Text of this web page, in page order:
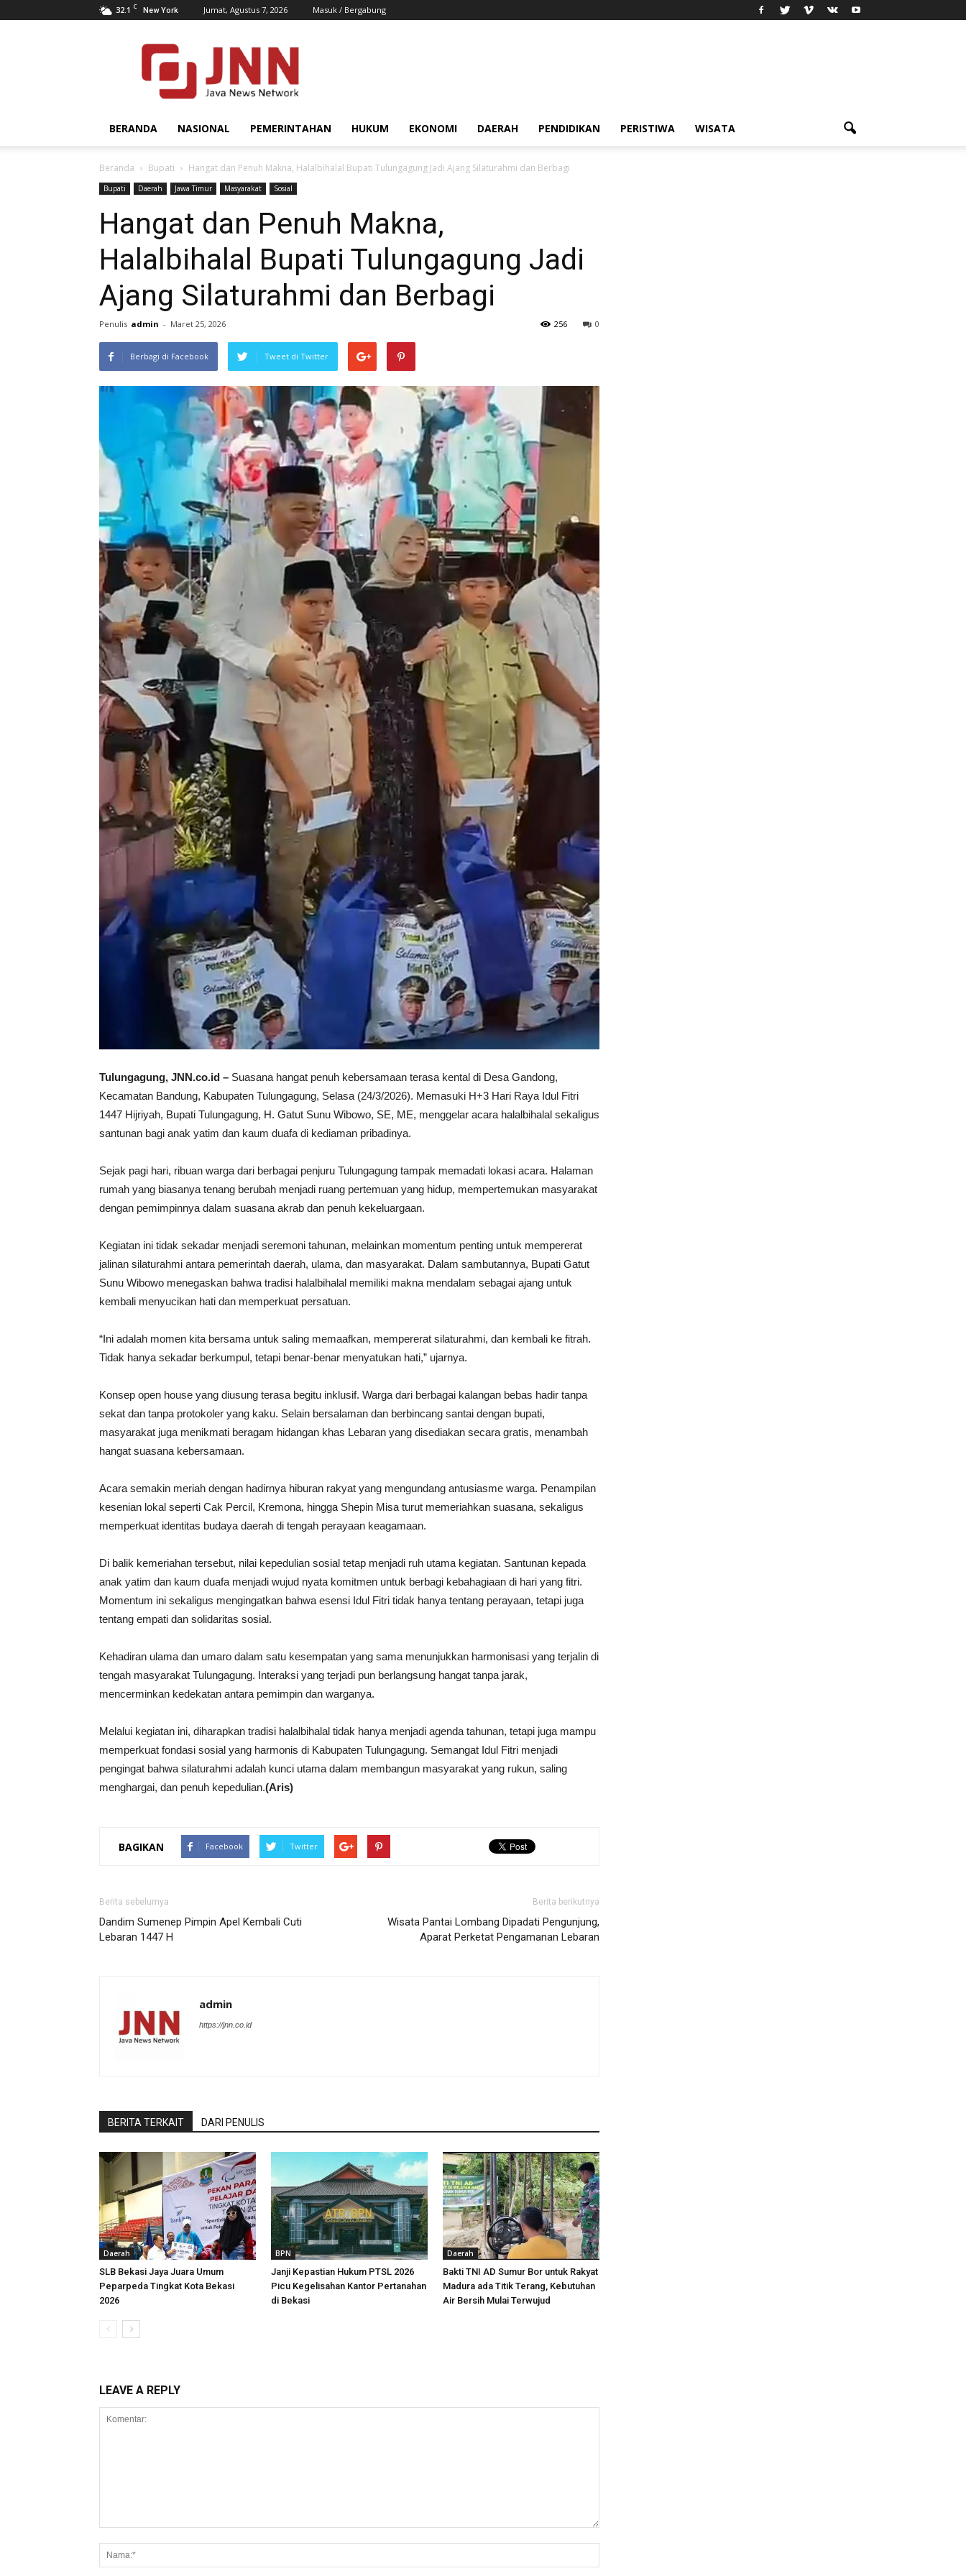
32.1 C New York Jumat, Agustus 7, 2026 Masuk / Bergabung
JNN.co.id
BERANDA NASIONAL PEMERINTAHAN HUKUM EKONOMI DAERAH PENDIDIKAN PERISTIWA WISATA
Beranda Bupati Hangat dan Penuh Makna, Halalbihalal Bupati Tulungagung Jadi Ajang Silaturahmi dan Berbagi
Bupati Daerah Jawa Timur Masyarakat Sosial
Hangat dan Penuh Makna,
Halalbihalal Bupati Tulungagung Jadi
Ajang Silaturahmi dan Berbagi
Penulis admin - Maret 25, 2026 0
256
Berbagi di Facebook Tweet di Twitter
Tulungagung, JNN.co.id – Suasana hangat penuh kebersamaan terasa kental di Desa Gandong,
Kecamatan Bandung, Kabupaten Tulungagung, Selasa (24/3/2026). Memasuki H+3 Hari Raya Idul Fitri
1447 Hijriyah, Bupati Tulungagung, H. Gatut Sunu Wibowo, SE, ME, menggelar acara halalbihalal sekaligus
santunan bagi anak yatim dan kaum duafa di kediaman pribadinya.
Sejak pagi hari, ribuan warga dari berbagai penjuru Tulungagung tampak memadati lokasi acara. Halaman
rumah yang biasanya tenang berubah menjadi ruang pertemuan yang hidup, mempertemukan masyarakat
dengan pemimpinnya dalam suasana akrab dan penuh kekeluargaan.
Kegiatan ini tidak sekadar menjadi seremoni tahunan, melainkan momentum penting untuk mempererat
jalinan silaturahmi antara pemerintah daerah, ulama, dan masyarakat. Dalam sambutannya, Bupati Gatut
Sunu Wibowo menegaskan bahwa tradisi halalbihalal memiliki makna mendalam sebagai ajang untuk
kembali menyucikan hati dan memperkuat persatuan.
“Ini adalah momen kita bersama untuk saling memaafkan, mempererat silaturahmi, dan kembali ke fitrah.
Tidak hanya sekadar berkumpul, tetapi benar-benar menyatukan hati,” ujarnya.
Konsep open house yang diusung terasa begitu inklusif. Warga dari berbagai kalangan bebas hadir tanpa
sekat dan tanpa protokoler yang kaku. Selain bersalaman dan berbincang santai dengan bupati,
masyarakat juga menikmati beragam hidangan khas Lebaran yang disediakan secara gratis, menambah
hangat suasana kebersamaan.
Acara semakin meriah dengan hadirnya hiburan rakyat yang mengundang antusiasme warga. Penampilan
kesenian lokal seperti Cak Percil, Kremona, hingga Shepin Misa turut memeriahkan suasana, sekaligus
memperkuat identitas budaya daerah di tengah perayaan keagamaan.
Di balik kemeriahan tersebut, nilai kepedulian sosial tetap menjadi ruh utama kegiatan. Santunan kepada
anak yatim dan kaum duafa menjadi wujud nyata komitmen untuk berbagi kebahagiaan di hari yang fitri.
Momentum ini sekaligus mengingatkan bahwa esensi Idul Fitri tidak hanya tentang perayaan, tetapi juga
tentang empati dan solidaritas sosial.
Kehadiran ulama dan umaro dalam satu kesempatan yang sama menunjukkan harmonisasi yang terjalin di
tengah masyarakat Tulungagung. Interaksi yang terjadi pun berlangsung hangat tanpa jarak,
mencerminkan kedekatan antara pemimpin dan warganya.
Melalui kegiatan ini, diharapkan tradisi halalbihalal tidak hanya menjadi agenda tahunan, tetapi juga mampu
memperkuat fondasi sosial yang harmonis di Kabupaten Tulungagung. Semangat Idul Fitri menjadi
pengingat bahwa silaturahmi adalah kunci utama dalam membangun masyarakat yang rukun, saling
menghargai, dan penuh kepedulian.(Aris)
BAGIKAN Facebook Twitter
Berita sebelumya
Dandim Sumenep Pimpin Apel Kembali Cuti
Lebaran 1447 H
Berita berikutnya
Wisata Pantai Lombang Dipadati Pengunjung,
Aparat Perketat Pengamanan Lebaran
admin
https://jnn.co.id
BERITA TERKAIT DARI PENULIS
Daerah
SLB Bekasi Jaya Juara Umum
Peparpeda Tingkat Kota Bekasi
2026
BPN
Janji Kepastian Hukum PTSL 2026
Picu Kegelisahan Kantor Pertanahan
di Bekasi
Daerah
Bakti TNI AD Sumur Bor untuk Rakyat
Madura ada Titik Terang, Kebutuhan
Air Bersih Mulai Terwujud
LEAVE A REPLY